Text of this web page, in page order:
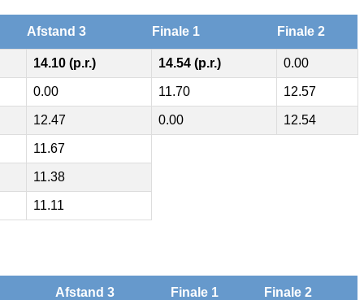
Afstand 3 Finale 1 Finale 2
14.10 (p.r.) 14.54 (p.r.) 0.00
0.00 11.70 12.57
12.47 0.00 12.54
11.67
11.38
11.11
Afstand 3 Finale 1 Finale 2